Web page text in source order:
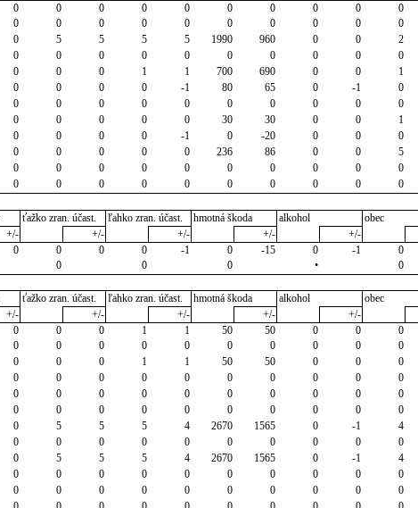
0 0 0 0 0 0 0 0 0 0
0 0 0 0 0 0 0 0 0 0
0 5 5 5 5 1990 960 0 0 2
0 0 0 0 0 0 0 0 0 0
0 0 0 1 1 700 690 0 0 1
0 0 0 0 -1 80 65 0 -1 0
0 0 0 0 0 0 0 0 0 0
0 0 0 0 0 30 30 0 0 1
0 0 0 0 -1 0 -20 0 0 0
0 0 0 0 0 236 86 0 0 5
0 0 0 0 0 0 0 0 0 0
0 0 0 0 0 0 0 0 0 0
ťažko zran. účast. ľahko zran. účast. hmotná škoda alkohol
obec
+/- +/- +/- +/- +/-
0 0 0 0 -1 0 -15 0 -1 0
0 0 0 •
0
ťažko zran. účast. ľahko zran. účast. hmotná škoda alkohol
obec
+/- +/- +/- +/- +/-
0 0 0 1 1 50 50 0 0 0
0 0 0 0 0 0 0 0 0 0
0 0 0 1 1 50 50 0 0 0
0 0 0 0 0 0 0 0 0 0
0 0 0 0 0 0 0 0 0 0
0 0 0 0 0 0 0 0 0 0
0 5 5 5 4 2670 1565 0 -1 4
0 0 0 0 0 0 0 0 0 0
0 5 5 5 4 2670 1565 0 -1 4
0 0 0 0 0 0 0 0 0 0
0 0 0 0 0 0 0 0 0 0